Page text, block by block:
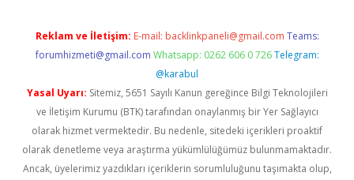
Reklam ve İletişim: E-mail: backlinkpaneli@gmail.com Teams:
forumhizmeti@gmail.com Whatsapp: 0262 606 0 726 Telegram:
@karabul
Yasal Uyarı: Sitemiz, 5651 Sayılı Kanun gereğince Bilgi Teknolojileri
ve İletişim Kurumu (BTK) tarafından onaylanmış bir Yer Sağlayıcı
olarak hizmet vermektedir. Bu nedenle, sitedeki içerikleri proaktif
olarak denetleme veya araştırma yükümlülüğümüz bulunmamaktadır.
Ancak, üyelerimiz yazdıkları içeriklerin sorumluluğunu taşımakta olup,